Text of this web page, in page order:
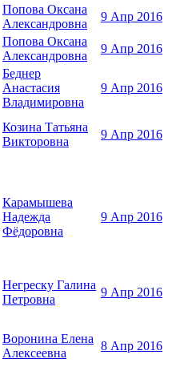
Попова Оксана
Александровна
9 Апр 2016
Попова Оксана
Александровна
9 Апр 2016
Беднер
Анастасия
Владимировна
9 Апр 2016
Козина Татьяна
Викторовна
9 Апр 2016
Карамышева
Надежда
Фёдоровна
9 Апр 2016
Негреску Галина
Петровна
9 Апр 2016
Воронина Елена
Алексеевна
8 Апр 2016